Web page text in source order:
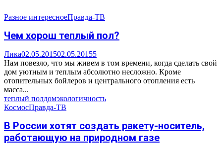
Разное интересноеПравда-ТВ
Чем хорош теплый пол?
Лика02.05.201502.05.20155
Нам повезло, что мы живем в том времени, когда сделать свой
дом уютным и теплым абсолютно несложно. Кроме
отопительных бойлеров и центрального отопления есть
масса...
теплый полдомэкологичность
КосмосПравда-ТВ
В России хотят создать ракету-носитель,
работающую на природном газе